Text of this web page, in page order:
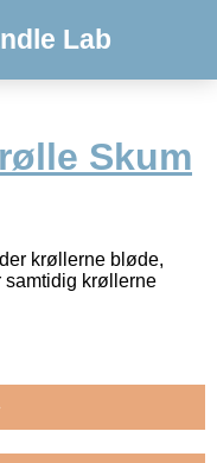
Lab
Skum
krøllerne bløde,
samtidig krøllerne